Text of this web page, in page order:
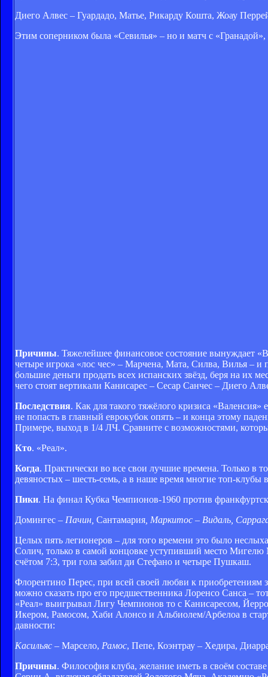
Диего Алвес – Гуардадо, Матье, Рикарду Кошта, Жоау
Этим соперником была «Севилья» – но и матч с
Причины. Тяжелейшее финансовое состояние вынуждает
четыре игрока «лос чес» – Марчена, Мата, Силва, Вилья – и
большие деньги продать всех испанских звёзд, беря на их
чего стоят вертикали Канисарес – Сесар Санчес – Диего
Последствия. Как для такого тяжёлого кризиса
не попасть в главный еврокубок опять – и конца этому
Примере, выход в 1/4 ЛЧ. Сравните с возможностями,
Кто. «Реал».
Когда. Практически во все свои лучшие времена. Только в
девяностых – шесть-семь, а в наше время многие топ-клубы
Пики. На финал Кубка Чемпионов-1960 против
Домингес – Пачин Сантамария Маркитос – Видаль
Целых пять легионеров – для того времени это было
Солич, только в самой концовке уступивший место
счётом 7:3, три гола забил ди Стефано и четыре Пушкаш.
Флорентино Перес, при всей своей любви к приобретениям
можно сказать про его предшественника Лоренсо Санса –
«Реал» выигрывал Лигу Чемпионов то с Канисаресом,
Икером, Рамосом, Хаби Алонсо и Альбиолем/Арбелоа в
давности:
Касильяс – Марсело, Рамос, Пепе, Коэнтрау – Хедира,
Причины. Философия клуба, желание иметь в своём